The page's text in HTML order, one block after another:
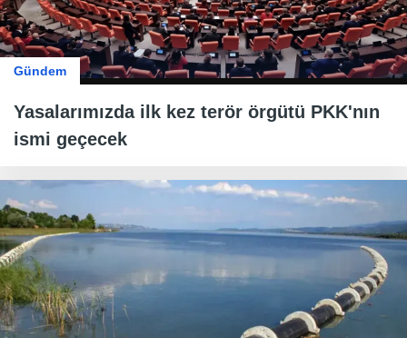
Gündem
Yasalarımızda ilk kez terör örgütü PKK'nın
ismi geçecek